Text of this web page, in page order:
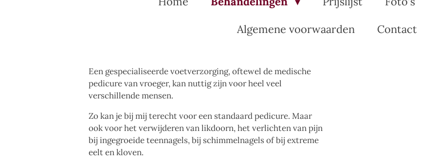
Algemene voorwaarden Contact
Een gespecialiseerde voetverzorging, oftewel de medische
pedicure van vroeger, kan nuttig zijn voor heel veel
verschillende mensen.
Zo kan je bij mij terecht voor een standaard pedicure. Maar
ook voor het verwijderen van likdoorn, het verlichten van pijn
bij ingegroeide teennagels, bij schimmelnagels of bij extreme
eelt en kloven.